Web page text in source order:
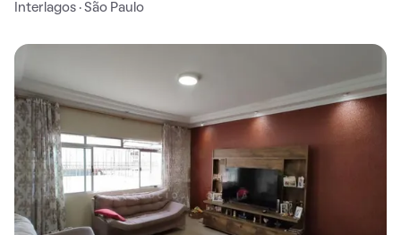
Interlagos · São Paulo